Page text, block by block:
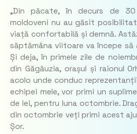
„Din păcate, în decurs de
moldoveni nu au găsit
viață confortabilă și demnă.
săptămâna viitoare va începe să
Și deja, în primele zile de
din Găgăuzia, orașul și raionul
acolo unde conduc
echipei mele, vor primi un
de lei, pentru luna octombrie.
din octombrie veți primi acest
Șor.